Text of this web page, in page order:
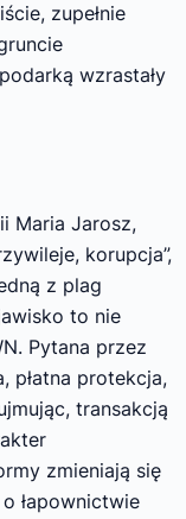
zupełnie
wzrastały
Maria Jarosz,
korupcja”,
z plag
to nie
Pytana przez
płatna protekcja,
transakcją
zmieniają się
łapownictwie